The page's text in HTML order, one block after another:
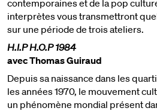
contemporaines et de la pop
interprètes vous transmettront
sur une période de trois ateliers.
H.I.P H.O.P 1984
avec Thomas Guiraud
Depuis sa naissance dans les
les années 1970, le mouvement
un phénomène mondial présent